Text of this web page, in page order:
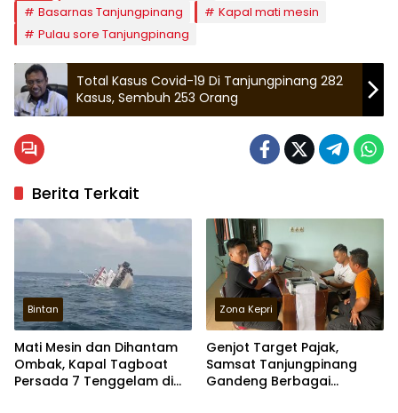
Basarnas Tanjungpinang
Kapal mati mesin
Pulau sore Tanjungpinang
Total Kasus Covid-19 Di Tanjungpinang 282
Kasus, Sembuh 253 Orang
Berita Terkait
Bintan
Mati Mesin dan Dihantam
Ombak, Kapal Tagboat
Persada 7 Tenggelam di
Zona Kepri
Genjot Target Pajak,
Samsat Tanjungpinang
Gandeng Berbagai